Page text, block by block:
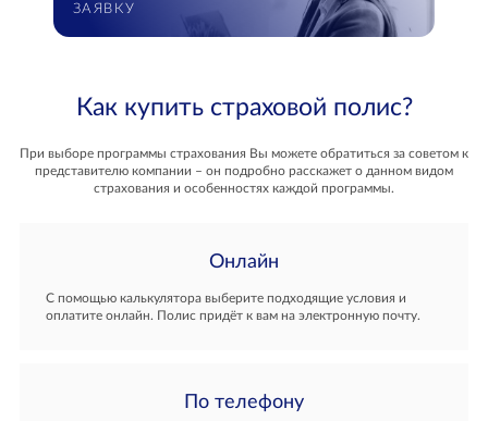
ЗАЯВКУ
Как купить страховой полис?
При выборе программы страхования Вы можете обратиться за советом к
представителю компании – он подробно расскажет о данном видом
страхования и особенностях каждой программы.
Онлайн
С помощью калькулятора выберите подходящие условия и
оплатите онлайн. Полис придёт к вам на электронную почту.
По телефону